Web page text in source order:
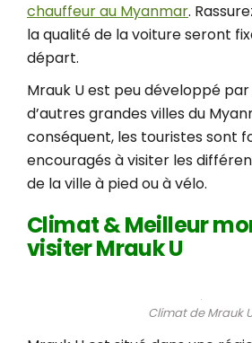
chauffeur au Myanmar.
la qualité de la voiture seront
départ.
Mrauk U est peu développé
d’autres grandes villes du
conséquent, les touristes sont
encouragés à visiter les
de la ville à pied ou à vélo.
Climat & Meilleur
visiter Mrauk U
Climat de Mrauk